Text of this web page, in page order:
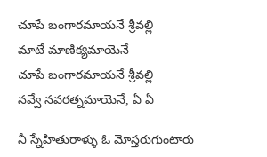
చూపే బంగారమాయనే శ్రీవల్లి
మాటే మాణిక్యమాయెనే
చూపే బంగారమాయనే శ్రీవల్లి
నవ్వే నవరత్నమాయెనే, ఏ ఏ
నీ స్నేహితురాళ్ళు ఓ మోస్తరుగుంటారు